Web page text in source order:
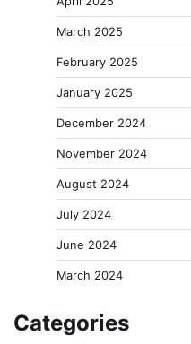
March 2025
February 2025
January 2025
December 2024
November 2024
August 2024
July 2024
June 2024
March 2024
Categories